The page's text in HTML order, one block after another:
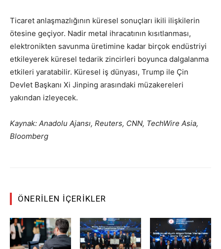
Ticaret anlaşmazlığının küresel sonuçları ikili ilişkilerin
ötesine geçiyor. Nadir metal ihracatının kısıtlanması,
elektronikten savunma üretimine kadar birçok endüstriyi
etkileyerek küresel tedarik zincirleri boyunca dalgalanma
etkileri yaratabilir. Küresel iş dünyası, Trump ile Çin
Devlet Başkanı Xi Jinping arasındaki müzakereleri
yakından izleyecek.
Kaynak: Anadolu Ajansı, Reuters, CNN, TechWire Asia,
Bloomberg
ÖNERILEN İÇERIKLER